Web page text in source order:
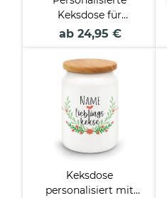
Keksdose für
Lieblingskekse
ab 24,95 €
Keksdose
personalisiert mit